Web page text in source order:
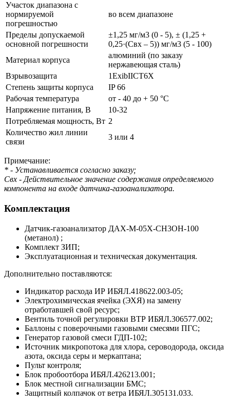
Участок диапазона с
нормируемой
погрешностью
во всем диапазоне
Пределы допускаемой
основной погрешности
±1,25 мг/м3 (0 - 5), ± (1,25 +
0,25·(Свх – 5)) мг/м3 (5 - 100)
Материал корпуса
алюминий (по заказу
нержавеющая сталь)
Взрывозащита
1ExibIICT6X
Степень защиты корпуса
IP 66
Рабочая температура
от - 40 до + 50 °С
Напряжение питания, В
10-32
Потребляемая мощность, Вт 2
Количество жил линии
связи
3 или 4
Примечание:
* - Устанавливается согласно заказу;
Свх - Действительное значение содержания определяемого
компонента на входе датчика-газоанализатора.
Комплектация
Датчик-газоанализатор ДАХ-М-05Х-CH3OH-100
(метанол) ;
Комплект ЗИП;
Эксплуатационная и техническая документация.
Дополнительно поставляются:
Индикатор расхода ИР ИБЯЛ.418622.003-05;
Электрохимическая ячейка (ЭХЯ) на замену
отработавшей свой ресурс;
Вентиль точной регулировки ВТР ИБЯЛ.306577.002;
Баллоны с поверочными газовыми смесями ПГС;
Генератор газовой смеси ГДП-102;
Источник микропотока для хлора, сероводорода, оксида
азота, оксида серы и меркаптана;
Пульт контроля;
Блок пробоотбора ИБЯЛ.426213.001;
Блок местной сигнализации БМС;
Защитный колпачок от ветра ИБЯЛ.305131.033.